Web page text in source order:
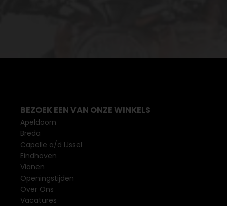
BEZOEK EEN VAN ONZE WINKELS
Apeldoorn
Breda
Capelle a/d IJssel
Eindhoven
Vianen
Openingstijden
Over Ons
Vacatures